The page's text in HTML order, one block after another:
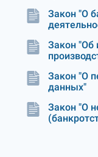
Закон "О
Закон "Об
Закон "О
данных"
Закон "О